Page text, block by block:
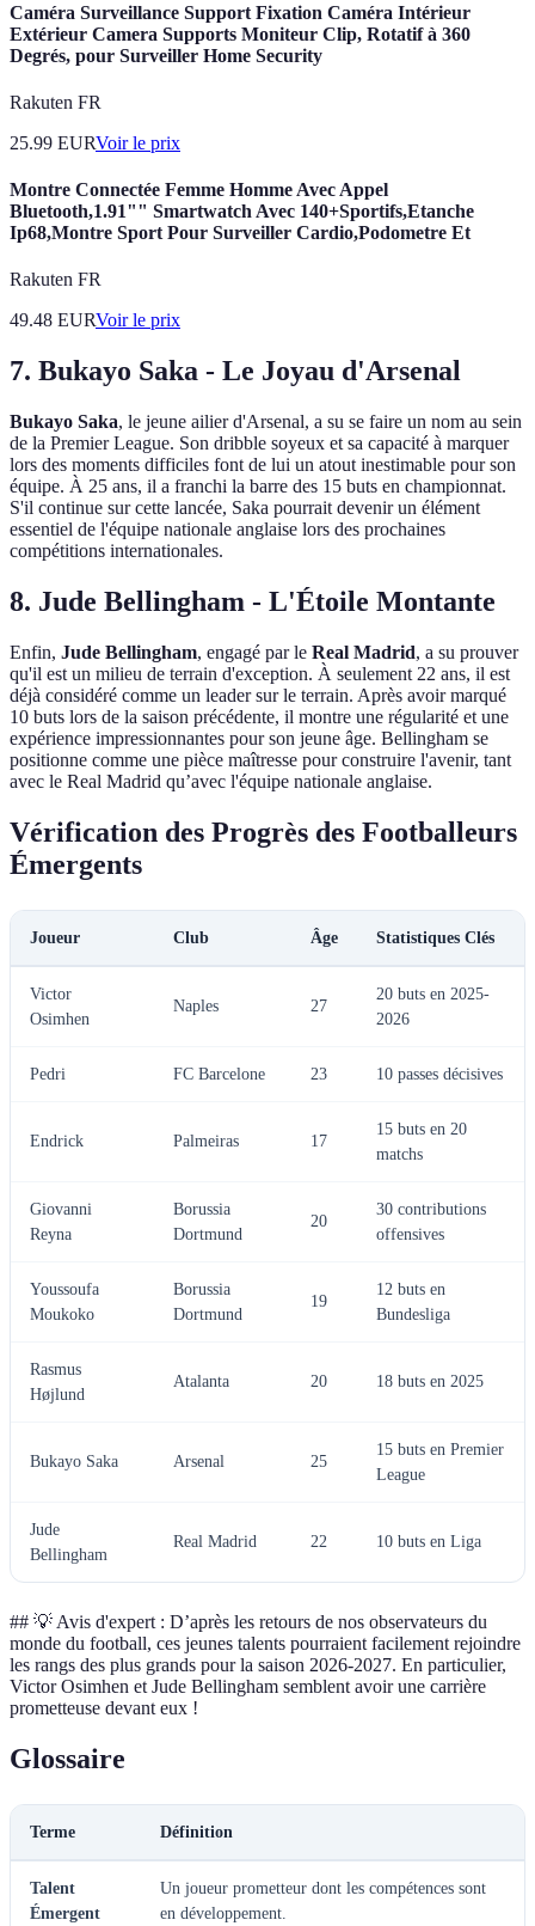
Caméra Surveillance Support Fixation Caméra Intérieur
Extérieur Camera Supports Moniteur Clip, Rotatif à 360
Degrés, pour Surveiller Home Security
Rakuten FR
25.99 EURVoir le prix
Montre Connectée Femme Homme Avec Appel
Bluetooth,1.91"" Smartwatch Avec 140+Sportifs,Etanche
Ip68,Montre Sport Pour Surveiller Cardio,Podometre Et
Rakuten FR
49.48 EURVoir le prix
7. Bukayo Saka - Le Joyau d'Arsenal
Bukayo Saka, le jeune ailier d'Arsenal, a su se faire un nom au sein
de la Premier League. Son dribble soyeux et sa capacité à marquer
lors des moments difficiles font de lui un atout inestimable pour son
équipe. À 25 ans, il a franchi la barre des 15 buts en championnat.
S'il continue sur cette lancée, Saka pourrait devenir un élément
essentiel de l'équipe nationale anglaise lors des prochaines
compétitions internationales.
8. Jude Bellingham - L'Étoile Montante
Enfin, Jude Bellingham, engagé par le Real Madrid, a su prouver
qu'il est un milieu de terrain d'exception. À seulement 22 ans, il est
déjà considéré comme un leader sur le terrain. Après avoir marqué
10 buts lors de la saison précédente, il montre une régularité et une
expérience impressionnantes pour son jeune âge. Bellingham se
positionne comme une pièce maîtresse pour construire l'avenir, tant
avec le Real Madrid qu’avec l'équipe nationale anglaise.
Vérification des Progrès des Footballeurs
Émergents
Joueur Club Âge Statistiques Clés
Victor
Osimhen
Naples 27
20 buts en 2025-
2026
Pedri FC Barcelone 23 10 passes décisives
Endrick Palmeiras 17
15 buts en 20
matchs
Giovanni
Reyna
Borussia
Dortmund
20
30 contributions
offensives
Youssoufa
Moukoko
Borussia
Dortmund
19
12 buts en
Bundesliga
Rasmus
Højlund
Atalanta 20 18 buts en 2025
Bukayo Saka Arsenal 25
15 buts en Premier
League
Jude
Bellingham
Real Madrid 22 10 buts en Liga
## 💡 Avis d'expert : D’après les retours de nos observateurs du
monde du football, ces jeunes talents pourraient facilement rejoindre
les rangs des plus grands pour la saison 2026-2027. En particulier,
Victor Osimhen et Jude Bellingham semblent avoir une carrière
prometteuse devant eux !
Glossaire
Terme Définition
Talent
Émergent
Un joueur prometteur dont les compétences sont
en développement.